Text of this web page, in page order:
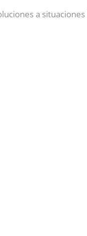
a